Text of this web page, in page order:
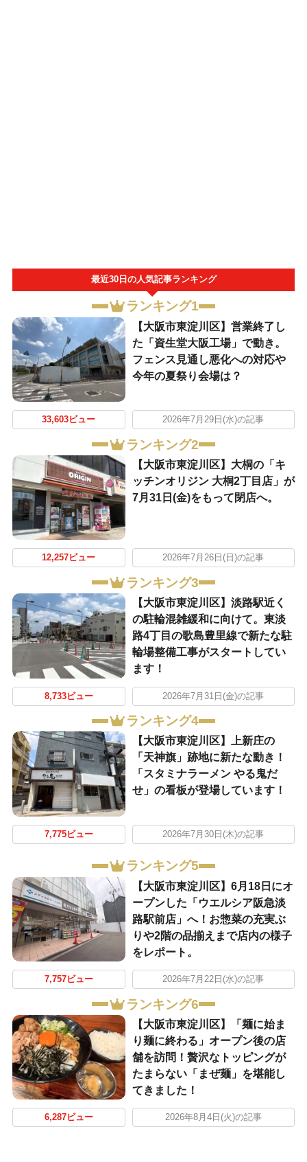
最近30日の人気記事ランキング
ランキング1
【大阪市東淀川区】営業終了し
た「資生堂大阪工場」で動き。
フェンス見通し悪化への対応や
今年の夏祭り会場は？
33,603ビュー 2026年7月29日(水)の記事
ランキング2
【大阪市東淀川区】大桐の「キ
ッチンオリジン 大桐2丁目店」が
7月31日(金)をもって閉店へ。
12,257ビュー 2026年7月26日(日)の記事
ランキング3
【大阪市東淀川区】淡路駅近く
の駐輪混雑緩和に向けて。東淡
路4丁目の歌島豊里線で新たな駐
輪場整備工事がスタートしてい
ます！
8,733ビュー 2026年7月31日(金)の記事
ランキング4
【大阪市東淀川区】上新庄の
「天神旗」跡地に新たな動き！
「スタミナラーメン やる鬼だ
せ」の看板が登場しています！
7,775ビュー 2026年7月30日(木)の記事
ランキング5
【大阪市東淀川区】6月18日にオ
ープンした「ウエルシア阪急淡
路駅前店」へ！お惣菜の充実ぶ
りや2階の品揃えまで店内の様子
をレポート。
7,757ビュー 2026年7月22日(水)の記事
ランキング6
【大阪市東淀川区】「麺に始ま
り麺に終わる」オープン後の店
舗を訪問！贅沢なトッピングが
たまらない「まぜ麺」を堪能し
てきました！
6,287ビュー 2026年8月4日(火)の記事